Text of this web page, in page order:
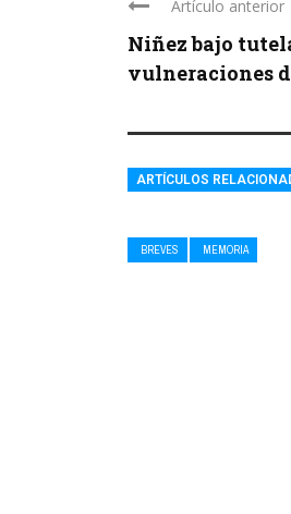
Artículo anterior
Niñez bajo
vulneraciones
ARTÍCULOS
BREVES MEMORIA